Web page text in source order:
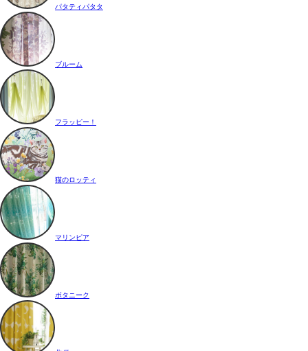
パタティパタタ
ブルーム
フラッピー！
猫のロッティ
マリンピア
ボタニーク